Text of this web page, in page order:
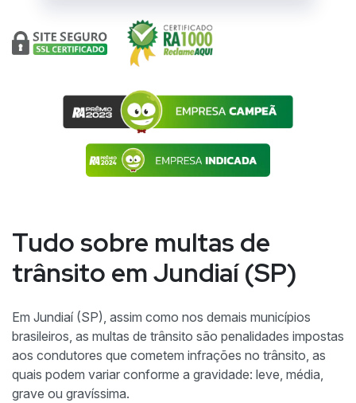
Tudo sobre multas de
trânsito em Jundiaí (SP)
Em Jundiaí (SP), assim como nos demais municípios
brasileiros, as multas de trânsito são penalidades impostas
aos condutores que cometem infrações no trânsito, as
quais podem variar conforme a gravidade: leve, média,
grave ou gravíssima.